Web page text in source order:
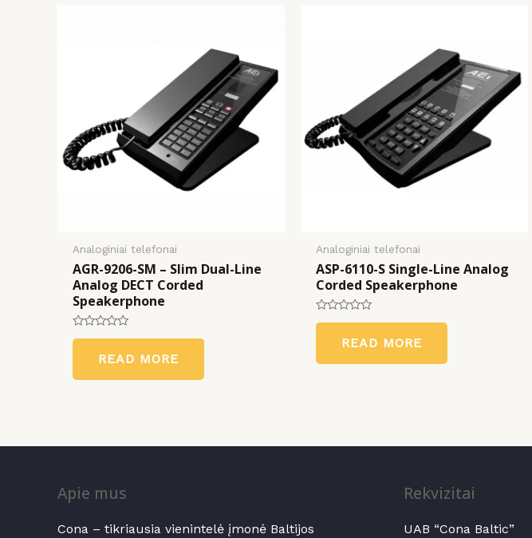
Analoginiai telefonai
AGR-9206-SM – Slim Dual-Line
Analog DECT Corded
Speakerphone
Rated
5
READ MORE
Analoginiai telefonai
ASP-6110-S Single-Line Analog
Corded Speakerphone
Rated
5
READ MORE
Apie mus
Cona – tikriausia vienintelė įmonė Baltijos
Rekvizitai
UAB “Cona Baltic”